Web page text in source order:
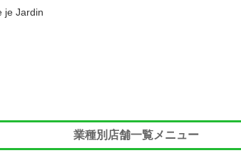
je Jardin
業種別店舗一覧メニュー